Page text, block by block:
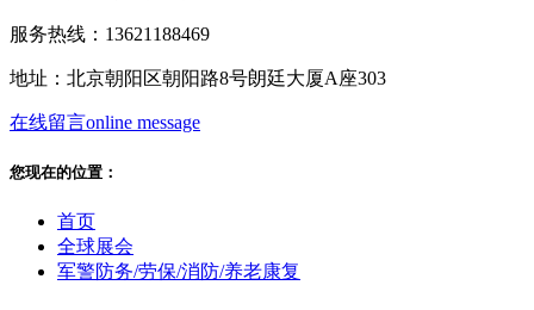
服务热线：13621188469
地址：北京朝阳区朝阳路8号朗廷大厦A座303
在线留言online message
您现在的位置：
首页
全球展会
军警防务/劳保/消防/养老康复